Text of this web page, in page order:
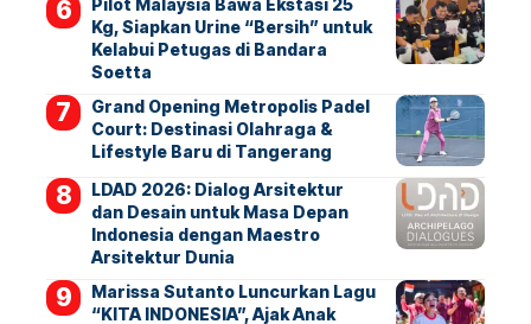
Pilot Malaysia Bawa Ekstasi 25
Kg, Siapkan Urine “Bersih” untuk
Kelabui Petugas di Bandara
Soetta
Grand Opening Metropolis Padel
Court: Destinasi Olahraga &
Lifestyle Baru di Tangerang
LDAD 2026: Dialog Arsitektur
dan Desain untuk Masa Depan
Indonesia dengan Maestro
Arsitektur Dunia
Marissa Sutanto Luncurkan Lagu
“KITA INDONESIA”, Ajak Anak